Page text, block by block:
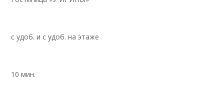
с удоб. и с удоб. на этаже
10 мин.